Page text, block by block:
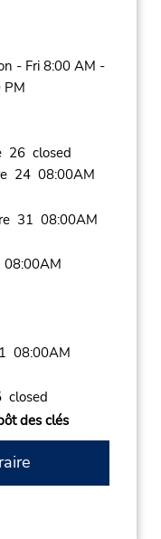
- Fri 8:00 AM -
PM
closed
24 08:00AM
31 08:00AM
08:00AM
des clés